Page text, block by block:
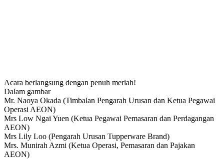
Acara berlangsung dengan penuh meriah!
Dalam gambar
Mr. Naoya Okada (Timbalan Pengarah Urusan dan Ketua Pegawai
Operasi AEON)
Mrs Low Ngai Yuen (Ketua Pegawai Pemasaran dan Perdagangan
AEON)
Mrs Lily Loo (Pengarah Urusan Tupperware Brand)
Mrs. Munirah Azmi (Ketua Operasi, Pemasaran dan Pajakan
AEON)